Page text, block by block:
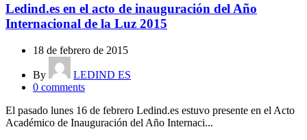
Ledind.es en el acto de inauguración del Año
Internacional de la Luz 2015
18 de febrero de 2015
By
LEDIND ES
0 comments
El pasado lunes 16 de febrero Ledind.es estuvo presente en el Acto
Académico de Inauguración del Año Internaci...